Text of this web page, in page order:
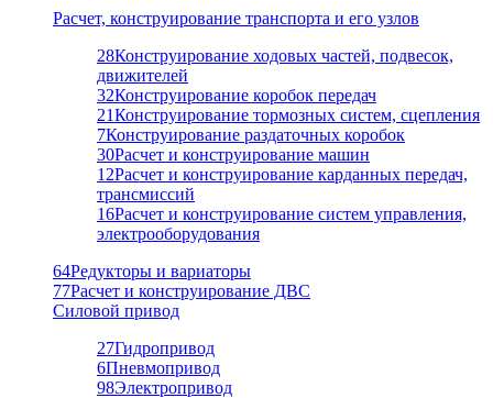
Расчет, конструирование транспорта и его узлов
28Конструирование ходовых частей, подвесок,
движителей
32Конструирование коробок передач
21Конструирование тормозных систем, сцепления
7Конструирование раздаточных коробок
30Расчет и конструирование машин
12Расчет и конструирование карданных передач,
трансмиссий
16Расчет и конструирование систем управления,
электрооборудования
64Редукторы и вариаторы
77Расчет и конструирование ДВС
Силовой привод
27Гидропривод
6Пневмопривод
98Электропривод